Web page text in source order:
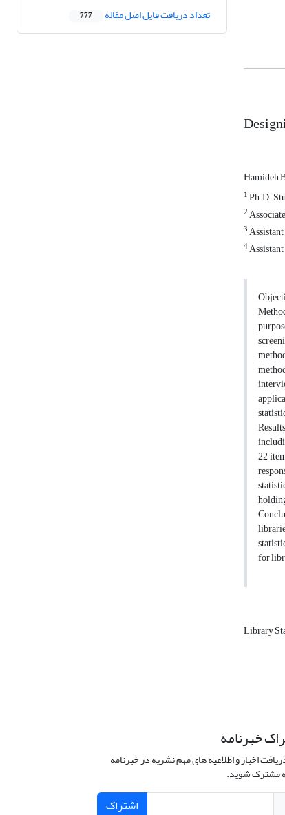
Hamideh
1Ph.D.
2
3
4
22
for
Library
تعداد دریافت فایل اصل مقاله 777
خبرنامه
اخبار و اطلاعیه های مهم نشریه در خبرنامه
مشترک شوید.
اشتراک